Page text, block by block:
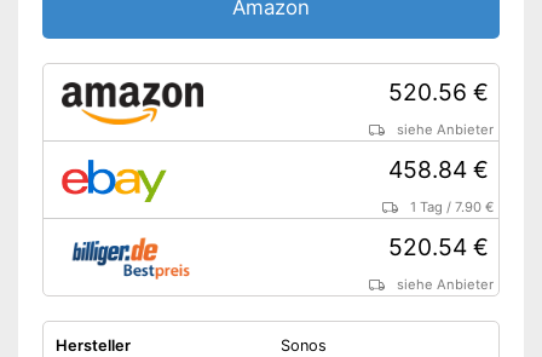
Amazon
520.56 €
siehe Anbieter
458.84 €
1 Tag /7.90 €
520.54 €
siehe Anbieter
Hersteller
Sonos